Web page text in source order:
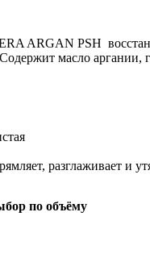
ARGAN PSH
масло
разглаживает и
по объёму